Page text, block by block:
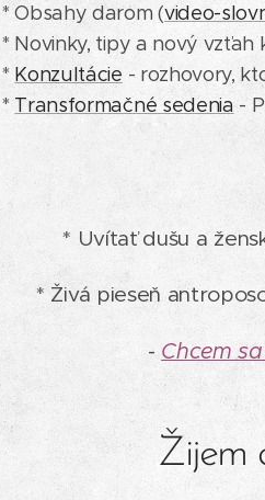
* Obsahy darom (video-
* Novinky, tipy a nový vzťah
* Konzultácie - rozhovory,
*Transformačné sedenia -
* Uvítať dušu a
* Živá pieseň
- Chcem
Žijem